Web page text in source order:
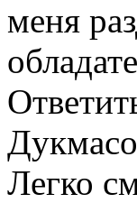
меня
Легко